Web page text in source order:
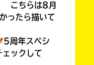
こちらは8月
ったら描いて
5周年スペシ
ェックして